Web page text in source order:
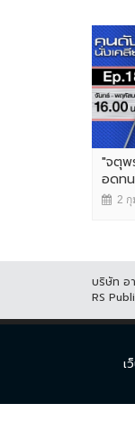
"จตุพ
อดท
2
บริษัท อ
RS
เ